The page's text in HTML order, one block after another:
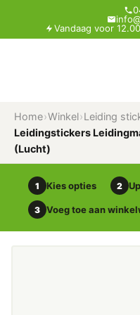
Vandaag voor
Home›Winkel›Leiding
Leidingstickers
(Lucht)
1 Kies opties 2
3 Voeg toe aan